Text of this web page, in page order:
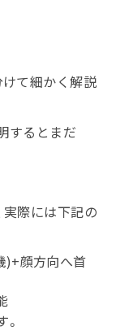
て細かく解説
するとまだ
際には下記の
顔方向へ首